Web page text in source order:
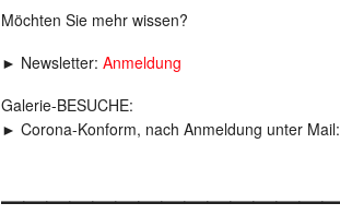
Möchten Sie mehr wissen?
► Newsletter: Anmeldung
Galerie-BESUCHE:
► Corona-Konform, nach Anmeldung unter Mail: